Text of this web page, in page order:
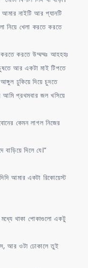
আমার নাইটি আর প্যানটি
নিয়ে খেলা করতে করতে
করতে উম্মম্মঃ আহহহঃ
আর একটা মাই টিপতে
ঢুকিয়ে দিয়ে চুদতে
আমি প্রথমবার জল খসিয়ে
কেমন লাগল নিজের
দিলে যে।”
আমার একটা রিকোয়েস্ট
থাকা পোকাগুলো একটু
আর ওটা ঢোকালে তুই